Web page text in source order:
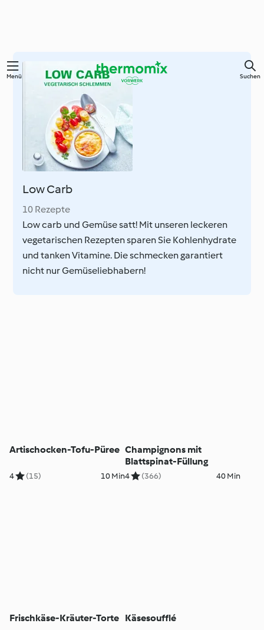
Zum
Hauptinhalt
Menü Suchen
Low Carb
10 Rezepte
Low carb und Gemüse satt! Mit unseren leckeren
vegetarischen Rezepten sparen Sie Kohlenhydrate
und tanken Vitamine. Die schmecken garantiert
nicht nur Gemüseliebhabern!
Artischocken-Tofu-Püree
4 (15) 10 Min
Champignons mit
Blattspinat-Füllung
4 (366) 40 Min
Frischkäse-Kräuter-Torte Käsesoufflé